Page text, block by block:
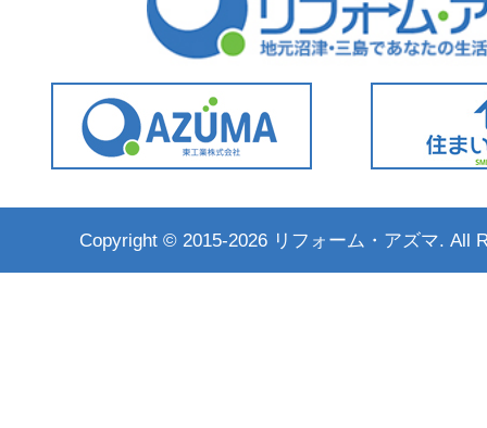
Copyright © 2015-2026 リフォーム・アズマ. All